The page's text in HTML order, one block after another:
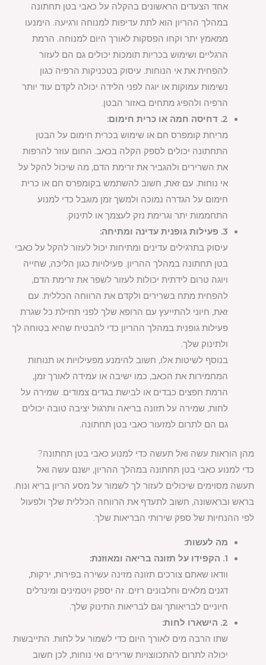
אחד הצעדים הראשונים בהקלה על כאבי בטן תחתונה
במהלך ההריון הוא לתת עדיפות למנוחה ורגיעה. הימנעו
ממאמץ יתר וקחו הפסקות לאורך היום למנוחה. הרמת
הרגליים ושימוש בכריות תומכות יכולים גם הם לעזור
להפחית את אי הנוחות. עיסוק בטכניקות הרפיה כגון
נשימות עמוקות או יוגה לפני הלידה יכולה לקדם עוד יותר
הרפיה ולהפיג מתחים באזור הבטן.
2. דחיסה חמה או כרית חימום:
מריחת קומפרס חם או שימוש בכרית חימום על הבטן
התחתונה יכולים לספק הקלה בכאב. החום עוזר להרפות
את השרירים ולהגביר את זרימת הדם, מה שיכול להקל על
אי נוחות. עם זאת, חשוב להשתמש בקומפרס חם או כרית
חימום על הגדרה נמוכה ולמשך זמן מוגבל כדי למנוע
התחממות יתר וגרימת נזק לעצמך או לתינוק.
3. פעילות גופנית עדינה ומתיחה:
עיסוק בתרגילים עדינים ומתיחות יכול לעזור להקל על כאבי
בטן תחתונה במהלך ההריון. פעילויות כגון הליכה, שחייה
ויוגה טרום לידתית יכולות לעזור לשפר את זרימת הדם,
להפחית מתח בשרירים ולקדם את הרווחה הכללית. עם
זאת, חיוני להתייעץ עם הרופא שלך לפני תחילת כל שגרת
פעילות גופנית במהלך ההריון כדי להבטיח שהיא בטוחה לך
ולתינוק שלך.
בנוסף לשיטות אלו, חשוב להימנע מפעילויות או תנוחות
המחמירות את הכאב, כמו ישיבה או עמידה לאורך זמן,
הרמת חפצים כבדים או לבישת בגדים צמודים. שמירה על
לחות, שמירה על תזונה בריאה ותרגול יציבה טובה יכולים
גם הם לתרום למזעור כאבי בטן תחתונה.
מהן הוראות עשה ואל תעשה כדי למנוע כאבי בטן תחתונה?
כדי למנוע כאבי בטן תחתונה במהלך ההריון, ישנם עשה ואל
תעשה מסוימים שיכולים לעזור לך לשמור על מסע הריון בריא ונוח.
בראש ובראשונה, חשוב לתעדף את הרווחה הכללית שלך ולפעול
לפי ההנחיות של ספק שירותי הבריאות שלך.
מה לעשות:
1. הקפידו על תזונה בריאה ומאוזנת:
וודאו שאתם צורכים תזונה מזינה עשירה בפירות, ירקות,
דגנים מלאים וחלבונים רזים. זה יספק ויטמינים ומינרלים
חיוניים לבריאותך וגם לבריאות התינוק שלך.
2. הישארו לחות:
שתו הרבה מים לאורך היום כדי לשמור על לחות. התייבשות
יכולה לתרום להתכווצויות שרירים ואי נוחות, לכן חשוב